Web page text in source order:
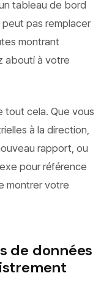
tableau de bord
peut pas remplacer
montrant
abouti à votre
tout cela. Que vous
à la direction,
rapport, ou
pour référence
montrer votre
de données